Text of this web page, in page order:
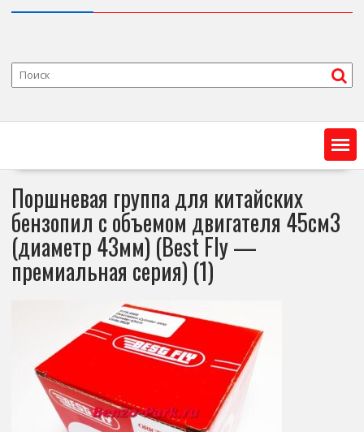
Поршневая группа для китайских
бензопил с объемом двигателя 45см3
(диаметр 43мм) (Best Fly —
премиальная серия) (1)